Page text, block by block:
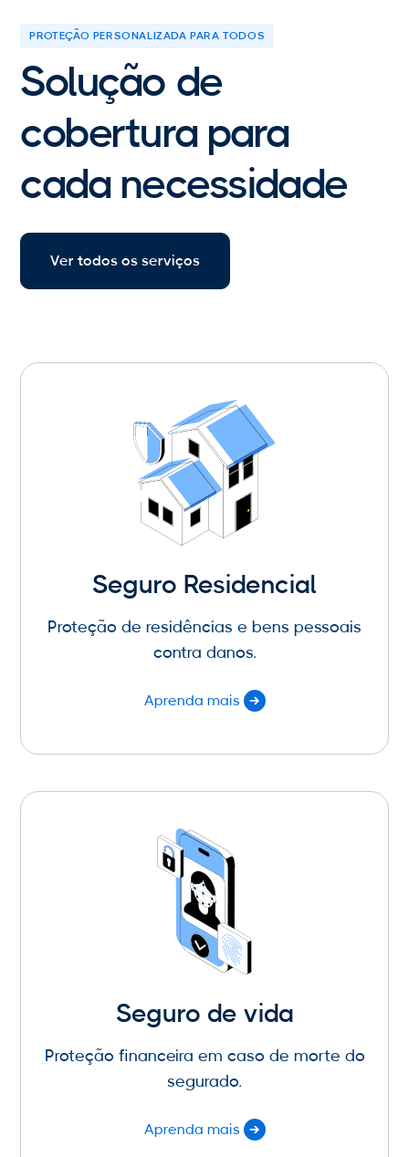
PROTEÇÃO PERSONALIZADA PARA TODOS
Solução de
cobertura para
cada necessidade
Ver todos os serviços
Seguro Residencial
Proteção de residências e bens pessoais
contra danos.
Aprenda mais
Seguro de vida
Proteção financeira em caso de morte do
segurado.
Aprenda mais